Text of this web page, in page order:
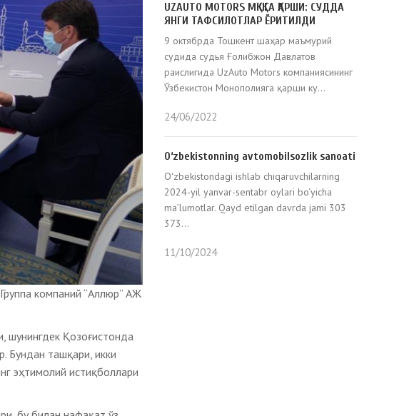
компаний “Аллюр” АЖ
шунингдек Қозоғистонда
Бундан ташқари, икки
эҳтимолий истиқболлари
UZAUTO MOTORS МҚКҚ’ГА ҚАРШИ: СУДДА
ЯНГИ ТАФСИЛОТЛАР ЁРИТИЛДИ
9 октябрда Тошкент шаҳар маъмурий
судида судья Ғолибжон Давлатов
раислигида UzAuto Motors компаниясининг
Ўзбекистон Монополияга қарши ку...
24/06/2022
O‘zbekistonning avtomobilsozlik sanoati
Oʻzbekistondagi ishlab chiqaruvchilarning
2024-yil yanvar-sentabr oylari bo‘yicha
ma’lumotlar. Qayd etilgan davrda jami 303
373...
11/10/2024